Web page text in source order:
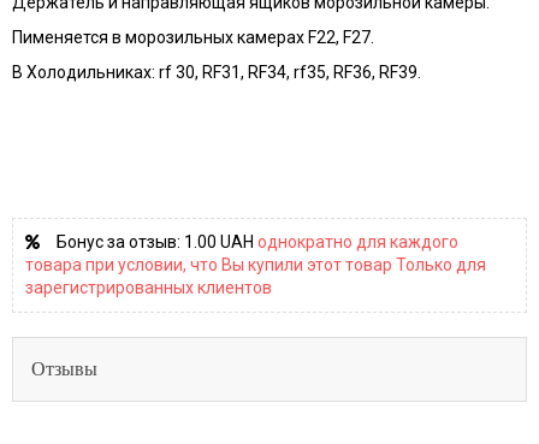
Пименяется в морозильных камерах F22, F27.
В Холодильниках: rf 30, RF31, RF34, rf35, RF36, RF39.
Бонус за отзыв: 1.00 UAH однократно для каждого
товара при условии, что Вы купили этот товар Только для
зарегистрированных клиентов
Отзывы